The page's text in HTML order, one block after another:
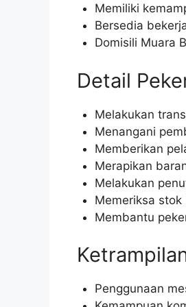
Memiliki
Bersedia
Domisili Muara
Detail
Melakukan
Menangani
Memberikan
Merapikan
Melakukan
Memeriksa stok
Membantu
Penggunaan